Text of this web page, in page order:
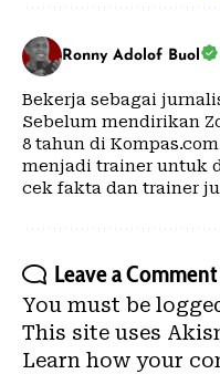
Ronny Adolof Buol
Bekerja sebagai
Sebelum mendirikan
8 tahun di
menjadi trainer untuk
cek fakta dan trainer
Leave a Comment
You must be
This site uses
Learn how your